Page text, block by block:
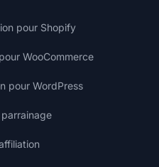
pour Shopify
WooCommerce
pour WordPress